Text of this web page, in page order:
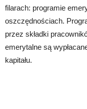
filarach: programie
oszczędnościach.
przez składki
emerytalne są
kapitału.